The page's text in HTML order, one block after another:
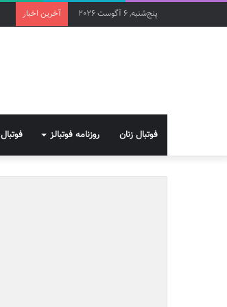
پنج‌شنبه, 6 آگوست 2026 آخرین اخبار
فوتبال زنان روزنامه فوتبالز فوتبال